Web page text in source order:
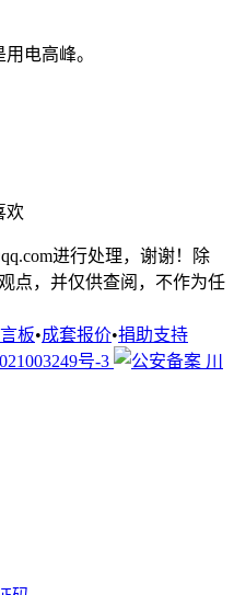
电高峰。
欢
进行处理，谢谢！除
点，并仅供查阅，不作为任
板•成套报价•捐助支持
号-3
川